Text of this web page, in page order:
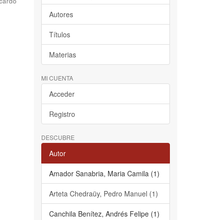
Autores
Títulos
Materias
MI CUENTA
Acceder
Registro
DESCUBRE
Autor
Amador Sanabria, Maria Camila (1)
Arteta Chedraüy, Pedro Manuel (1)
Canchila Benítez, Andrés Felipe (1)